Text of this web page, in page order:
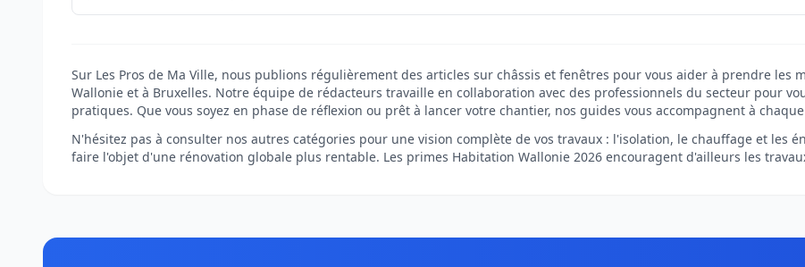
Sur Les Pros de Ma Ville, nous publions régulièrement des articles sur châssis et fenêtres pour vous aider à prendre les
Wallonie et à Bruxelles. Notre équipe de rédacteurs travaille en collaboration avec des professionnels du secteur pour
pratiques. Que vous soyez en phase de réflexion ou prêt à lancer votre chantier, nos guides vous accompagnent à
N'hésitez pas à consulter nos autres catégories pour une vision complète de vos travaux : l'isolation, le chauffage et les
faire l'objet d'une rénovation globale plus rentable. Les primes Habitation Wallonie 2026 encouragent d'ailleurs les